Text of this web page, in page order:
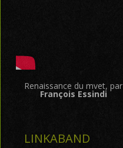
Renaissance du mvet, par
François Essindi
LINKABAND